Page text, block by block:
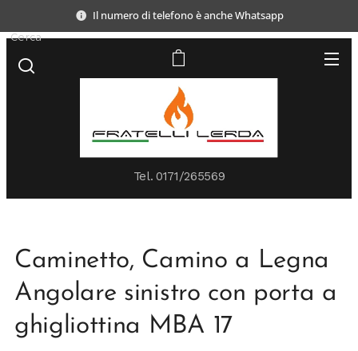
Il numero di telefono è anche Whatsapp
Tel. 0171/265569
Cerca
Caminetto, Camino a Legna
Angolare sinistro con porta a
ghigliottina MBA 17